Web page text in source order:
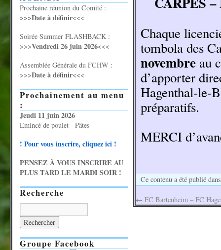
Chaque
tombola des
novembre au
d’apporter
Hagenthal-le-
préparatifs.
MERCI
Ce contenu a été publié
← FC Bartenheim – FC
Prochaine réunion du Comité :
>>>Date à définir<<<
Soirée Summer FLASHBACK :
>>>Vendredi 26 juin 2026<<<
Assemblée Générale du FCHW :
>>>Date à définir<<<
Prochainement au menu
:
Jeudi 11 juin 2026
Emincé de poulet - Pâtes
! Pour vous inscrire, cliquez ici !
PENSEZ À VOUS INSCRIRE AU
PLUS TARD LE MARDI SOIR !
Recherche
Groupe Facebook